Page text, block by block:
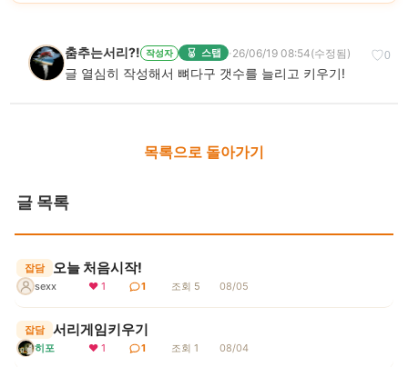
♡0
춤추는서리?! 작성자 스탭 ·26/06/19 08:54(수정됨)
글 열심히 작성해서 뼈다구 갯수를 늘리고 키우기!
목록으로 돌아가기
글 목록
잡담 오늘 처음시작!
sexx ❤ 1 1 조회 5 08/05
잡담 서리게임키우기
히포 ❤ 1 1 조회 1 08/04